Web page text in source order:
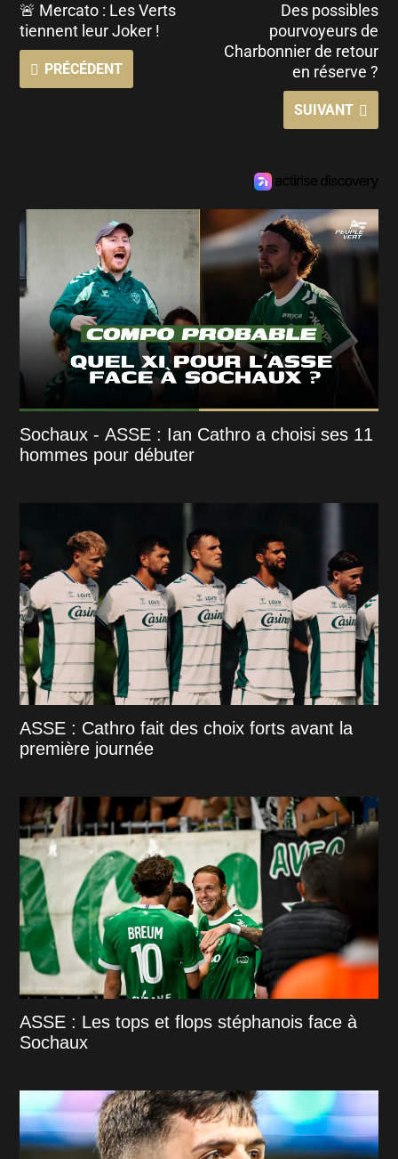
🚨 Mercato : Les Verts
tiennent leur Joker !
PRÉCÉDENT
Des possibles
pourvoyeurs de
Charbonnier de retour
en réserve ?
SUIVANT
Sochaux - ASSE : Ian Cathro a choisi ses 11
hommes pour débuter
ASSE : Cathro fait des choix forts avant la
première journée
ASSE : Les tops et flops stéphanois face à
Sochaux